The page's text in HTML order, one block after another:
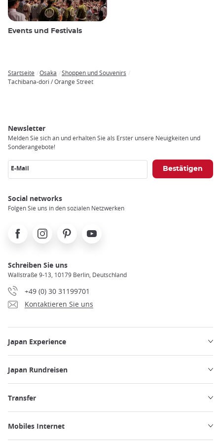
Events und Festivals
Breadcrumb
Startseite Osaka
Shoppen und Souvenirs
Tachibana-dori / Orange Street
Newsletter
Melden Sie sich an und erhalten Sie als Erster unsere Neuigkeiten und
Sonderangebote!
E-Mail
Social networks
Folgen Sie uns in den sozialen Netzwerken
FacebookInstagramPinterest Youtube
Schreiben Sie uns
Wallstraße 9-13, 10179 Berlin, Deutschland
+49 (0) 30 31199701
Kontaktieren Sie uns
Japan Experience
Japan Rundreisen
Transfer
Mobiles Internet